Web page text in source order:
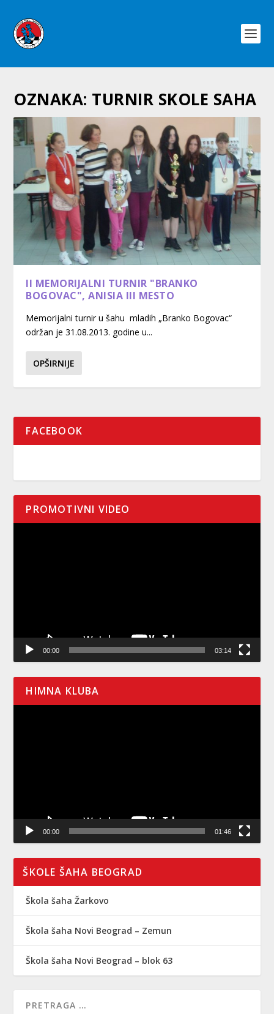
OZNAKA: TURNIR SKOLE SAHA
II MEMORIJALNI TURNIR "BRANKO
BOGOVAC", ANISIA III MESTO
Memorijalni turnir u šahu mladih „Branko Bogovac“
održan je 31.08.2013. godine u...
OPŠIRNIJE
FACEBOOK
PROMOTIVNI VIDEO
00:00 03:14
HIMNA KLUBA
00:00 01:46
ŠKOLE ŠAHA BEOGRAD
Škola šaha Žarkovo
Škola šaha Novi Beograd – Zemun
Škola šaha Novi Beograd – blok 63